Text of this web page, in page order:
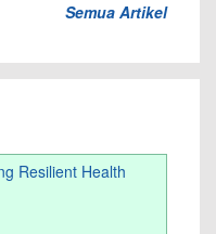
Semua Artikel
Resilient Health